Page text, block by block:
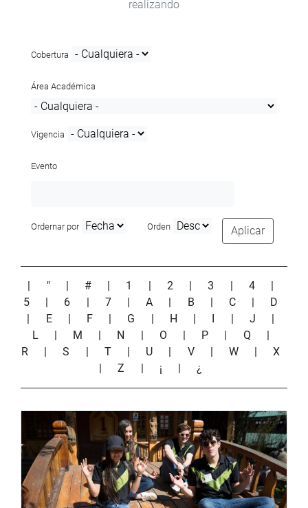
realizando
Cobertura
Área Académica
Vigencia
Evento
Ordernar por Orden Aplicar
| " | # | 1 | 2 |3 | 4
|
5
| 6 | 7 |A | B | C | D
| E | F | G | H | I | J
|
L
| M | N | O | P | Q
|
R
|S | T | U | V |W |X
|Z | ¡ |¿